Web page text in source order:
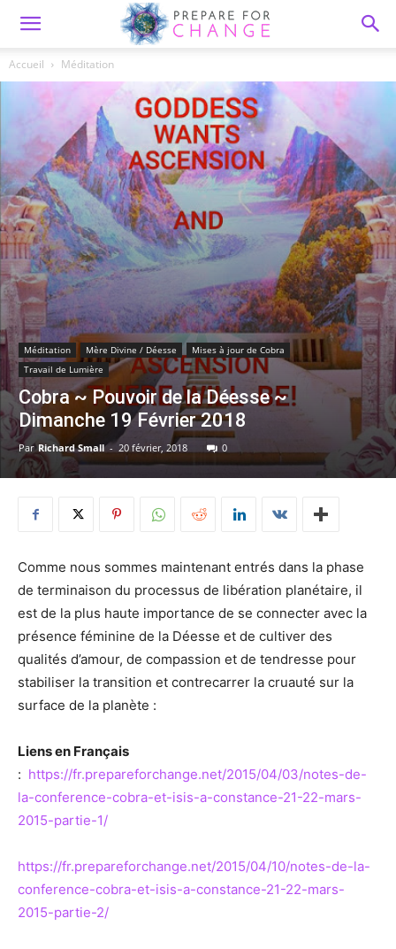
Accueil Méditation
Méditation Mère Divine / Déesse
Mises à jour de Cobra
Travail de Lumière
Cobra ~ Pouvoir de la Déesse ~
Dimanche 19 Février 2018
Par Richard Small - 20 février, 2018 0
Comme nous sommes maintenant entrés dans la phase
de terminaison du processus de libération planétaire, il
est de la plus haute importance de se connecter avec la
présence féminine de la Déesse et de cultiver des
qualités d’amour, de compassion et de tendresse pour
stabiliser la transition et contrecarrer la cruauté sur la
surface de la planète :
Liens en Français
: https://fr.prepareforchange.net/2015/04/03/notes-de-
la-conference-cobra-et-isis-a-constance-21-22-mars-
2015-partie-1/
https://fr.prepareforchange.net/2015/04/10/notes-de-la-
conference-cobra-et-isis-a-constance-21-22-mars-
2015-partie-2/